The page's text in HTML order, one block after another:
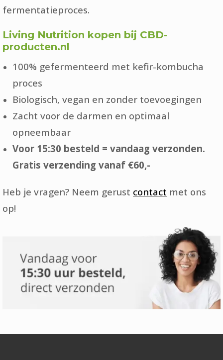
fermentatieproces.
Living Nutrition kopen bij CBD-
producten.nl
100% gefermenteerd met kefir-kombucha
proces
Biologisch, vegan en zonder toevoegingen
Zacht voor de darmen en optimaal
opneembaar
Voor 15:30 besteld = vandaag verzonden.
Gratis verzending vanaf €60,-
Heb je vragen? Neem gerust contact met ons
op!